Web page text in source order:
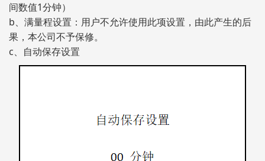
间数值1分钟）
b、满量程设置：用户不允许使用此项设置，由此产生的后
果，本公司不予保修。
c、自动保存设置